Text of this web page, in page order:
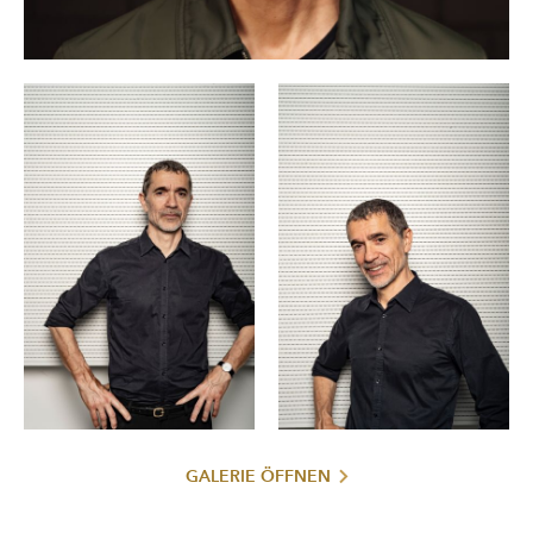
2018 gab er mit Salome
sein Debüt bei den Salzburger
Festspielen, wohin er 2021 und 2024 für Don Giovanniund
2022 für BartóksHerzog Blaubarts Burgin Kombination mit
OrffsDe temporum fine comoediazurückkehrte.
2005 leitete Romeo Castellucci die Theatersektion der
Biennale von Venedig, und 2008 war er „Artiste associé“
der 62. Ausgabe des Festival d’Avignon. Für die Jahre 2021
bis 2024 war er „Grand Invité“ der Triennale Milano.
Romeo Castellucci erhielt zahlreiche Preise und
Auszeichnungen, darunter der Premio Europa Nuove Realtà
Teatrali (1996), der Rang eines Chevalier des französischen
Ordre des Arts et des Lettres (2002), der Goldene Löwe
der Biennale von Venedig für sein Lebenswerk (2013), ein
Ehrendoktorat der Universität Bologna (2014) und das
Goldene Verdienstzeichen des Landes Wien (2022). Er ist
Mitglied der Académie royale de Belgique. Von der
Orfeo ed Euridice), 2017 als Bühnenbildner des
GALERIE ÖFFNEN